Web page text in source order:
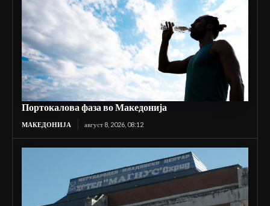
Портокалова фаза во Македонија
МАКЕДОНИЈА август 8, 2026, 08:12